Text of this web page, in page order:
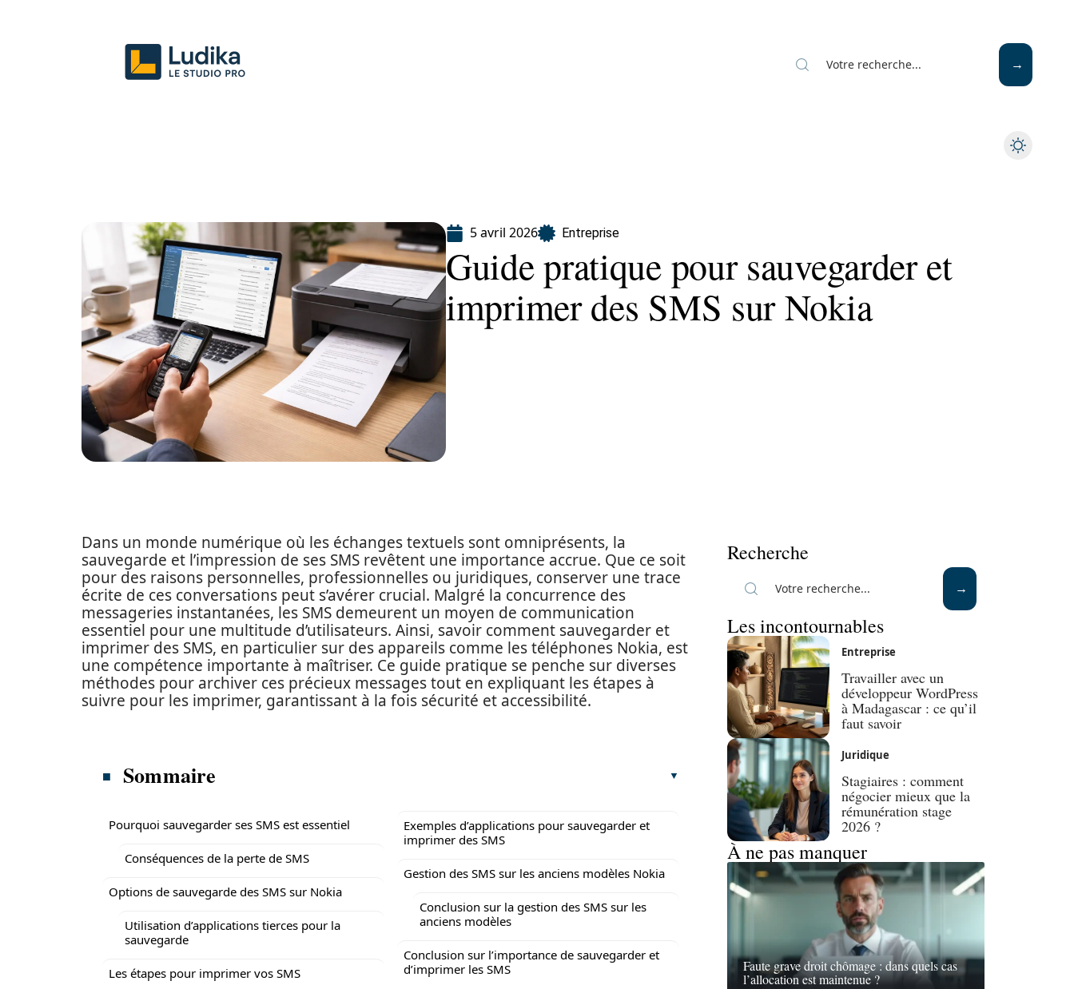
5 avril 2026 Entreprise
Guide pratique pour sauvegarder et
imprimer des SMS sur Nokia
Dans un monde numérique où les échanges textuels sont omniprésents, la
sauvegarde et l’impression de ses SMS revêtent une importance accrue. Que ce soit
pour des raisons personnelles, professionnelles ou juridiques, conserver une trace
écrite de ces conversations peut s’avérer crucial. Malgré la concurrence des
messageries instantanées, les SMS demeurent un moyen de communication
essentiel pour une multitude d’utilisateurs. Ainsi, savoir comment sauvegarder et
imprimer des SMS, en particulier sur des appareils comme les téléphones Nokia, est
une compétence importante à maîtriser. Ce guide pratique se penche sur diverses
méthodes pour archiver ces précieux messages tout en expliquant les étapes à
suivre pour les imprimer, garantissant à la fois sécurité et accessibilité.
Sommaire
Pourquoi sauvegarder ses SMS est essentiel
Conséquences de la perte de SMS
Options de sauvegarde des SMS sur Nokia
Utilisation d’applications tierces pour la
sauvegarde
Les étapes pour imprimer vos SMS
Exemples d’applications pour sauvegarder et
imprimer des SMS
Gestion des SMS sur les anciens modèles Nokia
Conclusion sur la gestion des SMS sur les
anciens modèles
Conclusion sur l’importance de sauvegarder et
d’imprimer les SMS
Recherche
Les incontournables
Entreprise
Travailler avec un
développeur WordPress
à Madagascar : ce qu’il
faut savoir
Juridique
Stagiaires : comment
négocier mieux que la
rémunération stage
2026 ?
À ne pas manquer
Faute grave droit chômage : dans quels cas
l’allocation est maintenue ?